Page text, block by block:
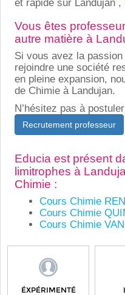
et rapide sur Landujan ,
Vous êtes
autre matière à
Si vous avez la passion
rejoindre une société
en pleine expansion,
de Chimie à Landujan.
N’hésitez pas à
Recrutement professeur
Educia est présent
limitrophes à
Chimie :
Cours Chimie
Cours Chimie
Cours Chimie
ÉXPÉRIMENTÉ